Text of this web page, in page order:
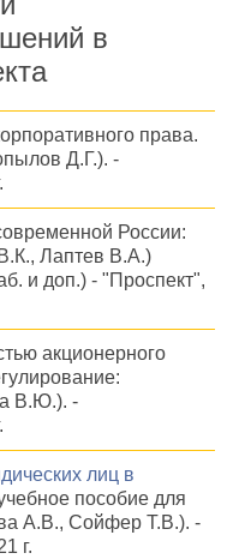
в
права.
Д.Г.). -
России:
Лаптев В.А.)
и доп.) - "Проспект",
акционерного
В.Ю.). -
лиц в
пособие для
А.В., Сойфер Т.В.). -
г.